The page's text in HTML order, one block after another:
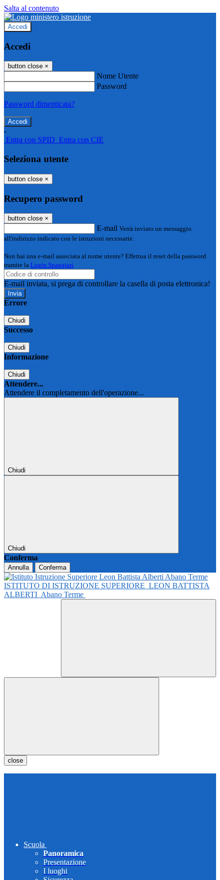
Salta al contenuto
Accedi
Accedi
button close ×
Nome Utente
Password
Password dimenticata?
-
Entra con SPID Entra con CIE
Seleziona utente
button close ×
Recupero password
button close ×
E-mail Verrà inviato un messaggio
all'indirizzo indicato con le istruzioni necessarie.
Non hai una e-mail associata al nome utente? Effettua il reset della password
tramite la Login Spaggiari
E-mail inviata, si prega di controllare la casella di posta elettronica!
Errore
Chiudi
Successo
Chiudi
Informazione
Chiudi
Attendere...
Attendere il completamento dell'operazione...
Chiudi
Chiudi
Conferma
Annulla Conferma
ISTITUTO DI ISTRUZIONE SUPERIORE LEON BATTISTA
ALBERTI Abano Terme
close
Scuola
Panoramica
Presentazione
I luoghi